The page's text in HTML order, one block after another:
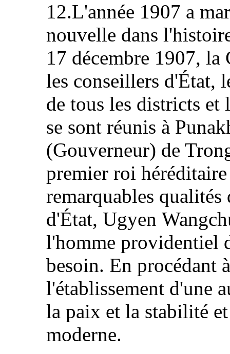
12.L'année 1907 a
nouvelle dans
17 décembre 1907, la
les conseillers d'État,
de tous les districts et
se sont réunis à
(Gouverneur) de
premier roi
remarquables
d'État, Ugyen
l'homme providentiel
besoin. En procédant
l'établissement d'une
la paix et la stabilité
moderne.